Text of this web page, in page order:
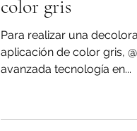
color gris
Para realizar una
aplicación de color gris,
avanzada tecnología en...